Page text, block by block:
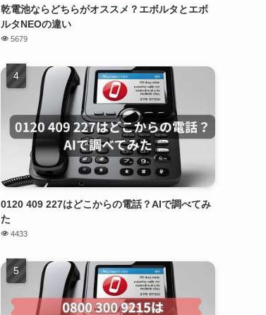
乾電池ならどちらがオススメ？エボルタとエボ
ルタNEOの違い
5679
0120 409 227はどこからの電話？AIで調べてみ
た
4433